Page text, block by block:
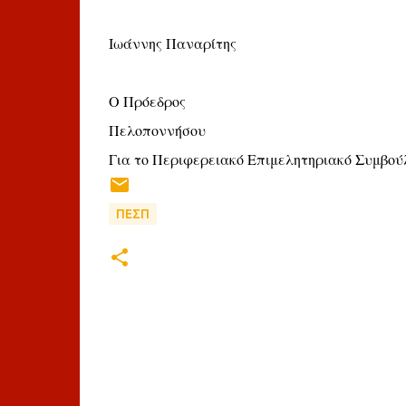
Ιωάννης Παναρίτης
Ο Πρόεδρος
Πελοποννήσου
Για το Περιφερειακό Επιμελητηριακό
ΠΕΣΠ